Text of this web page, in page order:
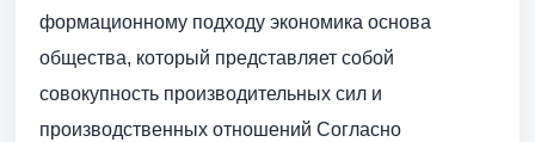
формационному подходу экономика основа
общества, который представляет собой
совокупность производительных сил и
производственных отношений Согласно